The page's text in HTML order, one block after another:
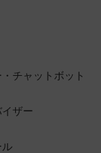
チャットボット
ザー
ル